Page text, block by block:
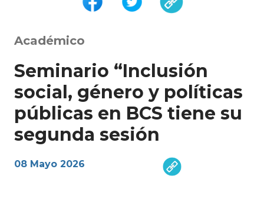
Académico
Seminario “Inclusión
social, género y políticas
públicas en BCS tiene su
segunda sesión
08 Mayo 2026